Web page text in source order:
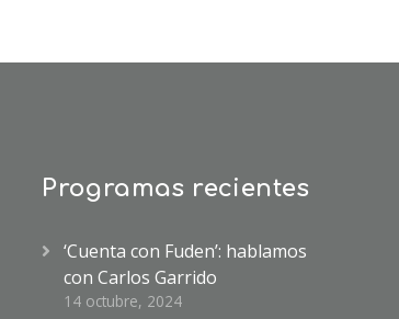
Programas recientes
‘Cuenta con Fuden’: hablamos
con Carlos Garrido
14 octubre, 2024